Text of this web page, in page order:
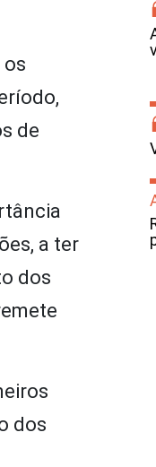
os
de
a ter
dos
dos